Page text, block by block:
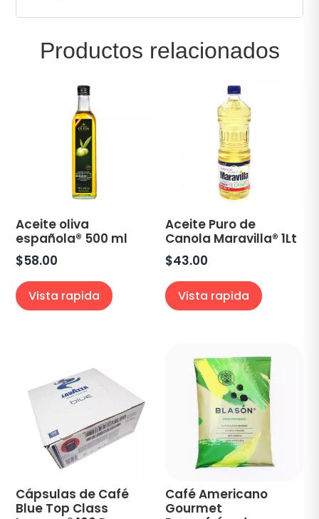
Productos relacionados
Aceite oliva
española® 500 ml
$58.00
Vista rapida
Aceite Puro de
Canola Maravilla® 1Lt
$43.00
Vista rapida
Cápsulas de Café
Blue Top Class
Café Americano
Gourmet